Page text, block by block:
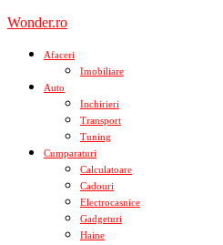
Skip
content
Wonder.ro
Afaceri
Imobiliare
Auto
Inchirieri
Transport
Tuning
Cumparaturi
Calculatoare
Cadouri
Electrocasnice
Gadgeturi
Haine